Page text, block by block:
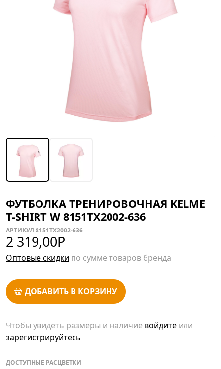
ФУТБОЛКА ТРЕНИРОВОЧНАЯ KELME
T-SHIRT W 8151TX2002-636
АРТИКУЛ 8151TX2002-636
2 319,00Р
Оптовые скидки по сумме товаров бренда
ДОБАВИТЬ В КОРЗИНУ
Чтобы увидеть размеры и наличие войдите или
зарегистрируйтесь
ДОСТУПНЫЕ РАСЦВЕТКИ